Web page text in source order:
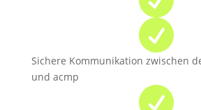

Sichere Kommunikation zwischen
und acmp
